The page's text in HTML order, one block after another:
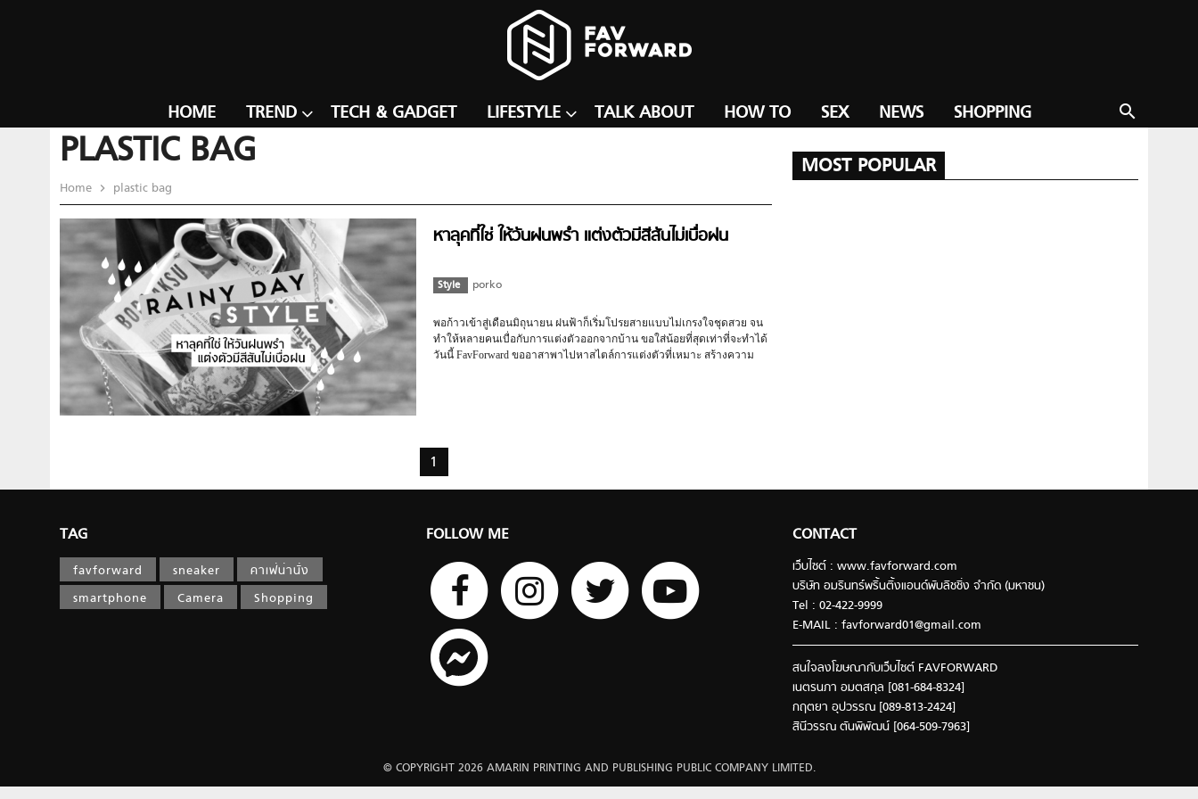
search
HOME TREND TECH & GADGET LIFESTYLE TALK ABOUT HOW TO SEX NEWS SHOPPING
PLASTIC BAG
Home plastic bag
หาลุคที่ใช่ ให้วันฝนพรำ แต่งตัวมีสีสันไม่เบื่อฝน
Style porko
พอก้าวเข้าสู่เดือนมิถุนายน ฝนฟ้าก็เริ่มโปรยสายแบบไม่เกรงใจชุดสวย จน
ทำให้หลายคนเบื่อกับการแต่งตัวออกจากบ้าน ขอใส่น้อยที่สุดเท่าที่จะทำได้
วันนี้ FavForward ขออาสาพาไปหาสไตล์การแต่งตัวที่เหมาะ สร้างความ
1
MOST POPULAR
TAG
favforward sneaker
คาเฟ่น่านั่ง
smartphone
Camera Shopping
FOLLOW ME CONTACT
เว็บไซต์ : www.favforward.com
บริษัท อมรินทร์พริ้นติ้งแอนด์พับลิชชิ่ง จำกัด (มหาชน)
Tel : 02-422-9999
E-MAIL : favforward01@gmail.com
สนใจลงโฆษณากับเว็บไซต์ FAVFORWARD
เนตรนภา อมตสกุล [081-684-8324]
กฤตยา อุปวรรณ [089-813-2424]
สินีวรรณ ตันพิพัฒน์ [064-509-7963]
© COPYRIGHT 2026 AMARIN PRINTING AND PUBLISHING PUBLIC COMPANY LIMITED.